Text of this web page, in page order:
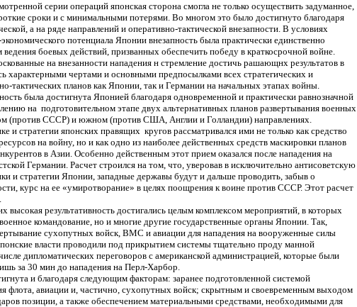
серии операций японская сторона смогла не только осуществить задуманное,
сроки и с минимальными потерями. Во многом это было достигнуто благодаря
а на ряде направлений и оперативно-тактической внезапности. В условиях
потенциала Японии внезапность была практически единственно
боевых действий, призванных обеспечить победу в краткосрочной войне.
на внезанности нападения н стремление достичь рашающнх результатов в
характерными чертами и основными предпосылками всех стратегических и
тактических планов как Японии, так и Германии на начальных этапах войны.
была достигнута Японией благодаря одновременной и практически равнозначной
на подготовительном этапе двух альтернативных планов развертывания военных
(против СССР) и южном (против США, Англии и Голландии) направлениях.
и стратегии японских правящих кругов рассматривался ими не только как средство
на войну, но и как одно из наиболее действенных средств маскировки планов
в Азии. Особенно действенным этот прием оказался после нападения на
Германии. Расчет строился на том, что, уверовав в исключительно антисоветскую
и стратегии Японии, западные державы будут и дальше проводить, забыв о
курс на ее «умиротворание» в целях поощрения к воине против СССР. Этот расчет
высокая результативность достигались целым комплексом мероприятий, в которых
командование, но и многие другие государственные органы Японии. Так,
сухопутных войск, ВМС и авиации для нападения на вооруженные силы
власти проводили под прикрытием системы тщательно проду манной
дипломатических переговоров с американской администрацией, которые были
за 30 мин до нападения на Перл-Харбор.
и благодаря следующим факторам: заранее подготовленной системой
флота, авиации и, частично, сухопутных войск; скрытным и своевременным выходом
позиции, а также обеспечением материальными средствами, необходимыми для